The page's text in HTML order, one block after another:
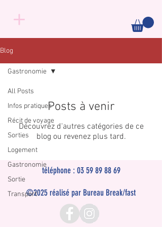
Blog
All Posts
Infos pratiques
Récit de voyage
Sorties
Logement
Gastronomie
Sortie
Transport
Gastronomie
Posts à venir
Découvrez d'autres catégories de ce
blog ou revenez plus tard.
téléphone : 03 59 89 88 69
©2025 réalisé par Bureau Break/fast